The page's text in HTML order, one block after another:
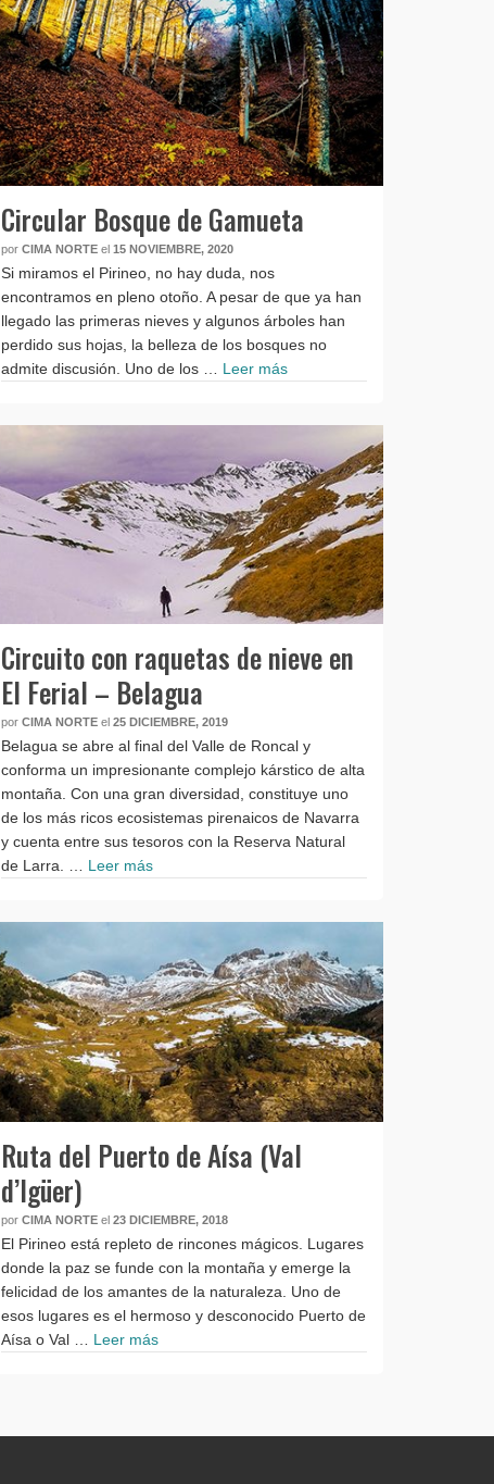
Circular Bosque de Gamueta
porCIMA NORTE el15 NOVIEMBRE, 2020
Si miramos el Pirineo, no hay duda, nos
encontramos en pleno otoño. A pesar de que ya han
llegado las primeras nieves y algunos árboles han
perdido sus hojas, la belleza de los bosques no
admite discusión. Uno de los … Leer más
Circuito con raquetas de nieve en
El Ferial – Belagua
porCIMA NORTE el25 DICIEMBRE, 2019
Belagua se abre al final del Valle de Roncal y
conforma un impresionante complejo kárstico de alta
montaña. Con una gran diversidad, constituye uno
de los más ricos ecosistemas pirenaicos de Navarra
y cuenta entre sus tesoros con la Reserva Natural
de Larra. … Leer más
Ruta del Puerto de Aísa (Val
d’Igüer)
porCIMA NORTE el23 DICIEMBRE, 2018
El Pirineo está repleto de rincones mágicos. Lugares
donde la paz se funde con la montaña y emerge la
felicidad de los amantes de la naturaleza. Uno de
esos lugares es el hermoso y desconocido Puerto de
Aísa o Val … Leer más